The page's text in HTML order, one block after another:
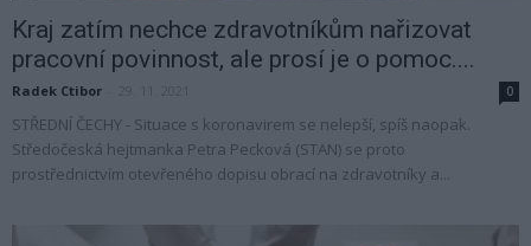
Kraj zatím nechce zdravotníkům nařizovat
pracovní povinnost, ale prosí je o pomoc....
Radek Ctibor 0
STŘEDNÍ ČECHY - Situace s koronavirem se nelepší, spíš naopak.
Středočeská hejtmanka Petra Pecková (STAN) se proto
prostřednictvím otevřeného dopisu obrací na zdravotníky a...